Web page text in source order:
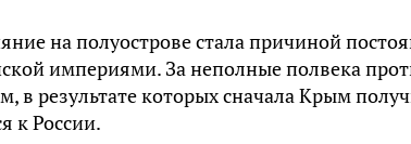
на полуострове стала причиной
империями. За неполные полвека
в результате которых сначала Крым
к России.